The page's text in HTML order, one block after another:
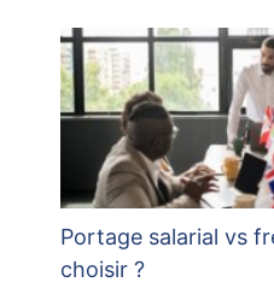
Portage salarial vs
choisir ?